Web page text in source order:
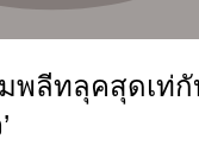
พลีทลุคสุดเท่กั